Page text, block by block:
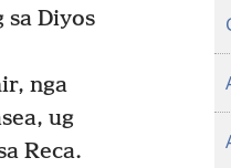
Diyos
nga
ug
Reca.